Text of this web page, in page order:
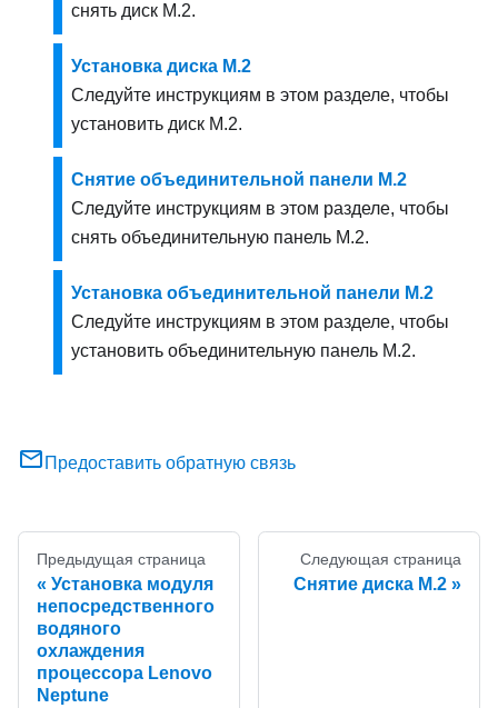
снять диск M.2.
Установка диска M.2
Следуйте инструкциям в этом разделе, чтобы
установить диск M.2.
Снятие объединительной панели M.2
Следуйте инструкциям в этом разделе, чтобы
снять объединительную панель M.2.
Установка объединительной панели M.2
Следуйте инструкциям в этом разделе, чтобы
установить объединительную панель M.2.
Предоставить обратную связь
Предыдущая страница
Установка модуля
непосредственного
водяного
охлаждения
процессора Lenovo
Neptune
Следующая страница
Снятие диска M.2